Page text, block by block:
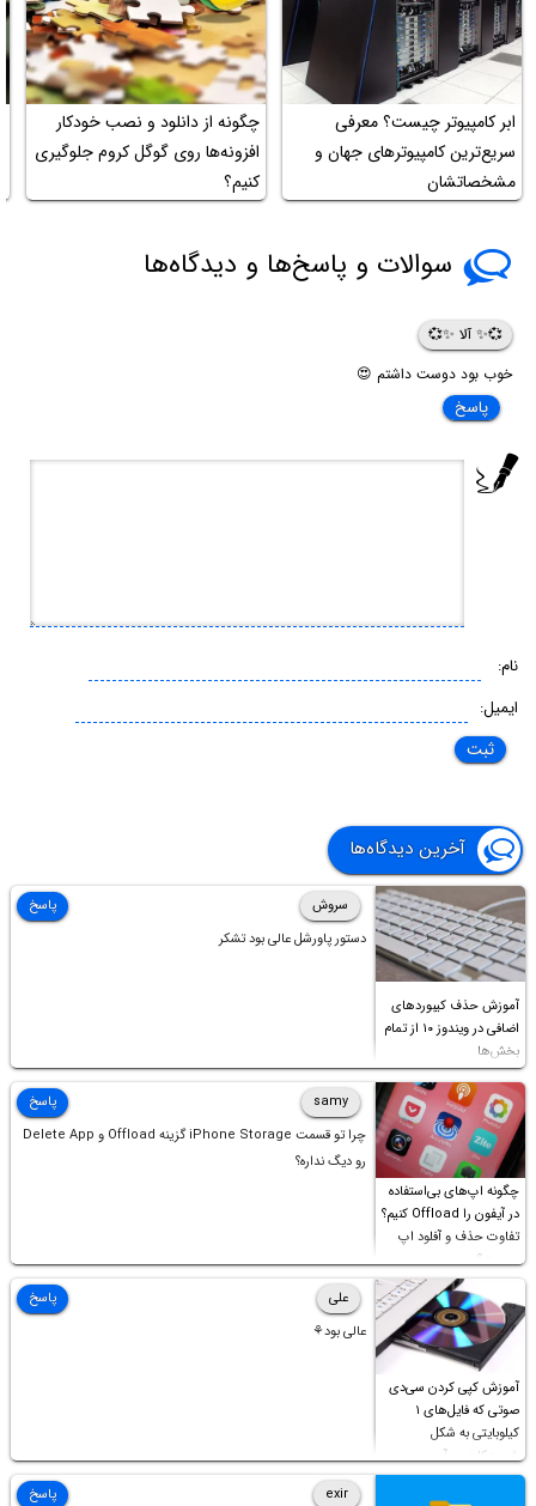
ابر کامپیوتر چیست؟ معرفی
سریع‌ترین کامپیوترهای جهان و
مشخصاتشان
چگونه از دانلود و نصب خودکار
افزونه‌ها روی گوگل کروم جلوگیری
کنیم؟
سوالات و پاسخ‌ها و دیدگاه‌ها
💞✨ آلا ✨💞
خوب بود دوست داشتم 😍
پاسخ
نام:
ایمیل:
آخرین دیدگاه‌ها
آموزش حذف کیبوردهای
اضافی در ویندوز ۱۰ از تمام
بخش‌ها
سروش
دستور پاورشل عالی بود تشکر
پاسخ
چگونه اپ‌های بی‌استفاده
در آیفون را Offload کنیم؟
تفاوت حذف و آفلود اپ
چیست؟
samy
چرا تو قسمت iPhone Storage گزینه Offload و Delete App
رو دیگ نداره؟
پاسخ
آموزش کپی کردن سی‌دی
صوتی که فایل‌های ۱
کیلوبایتی به شکل
شورت‌کات در آن موجود
است!
علی
عالی بود⚘
پاسخ
exir
پاسخ